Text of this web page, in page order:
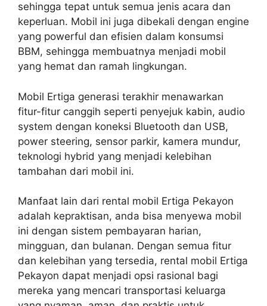
sehingga tepat untuk semua jenis acara dan
keperluan. Mobil ini juga dibekali dengan engine
yang powerful dan efisien dalam konsumsi
BBM, sehingga membuatnya menjadi mobil
yang hemat dan ramah lingkungan.
Mobil Ertiga generasi terakhir menawarkan
fitur-fitur canggih seperti penyejuk kabin, audio
system dengan koneksi Bluetooth dan USB,
power steering, sensor parkir, kamera mundur,
teknologi hybrid yang menjadi kelebihan
tambahan dari mobil ini.
Manfaat lain dari rental mobil Ertiga Pekayon
adalah kepraktisan, anda bisa menyewa mobil
ini dengan sistem pembayaran harian,
mingguan, dan bulanan. Dengan semua fitur
dan kelebihan yang tersedia, rental mobil Ertiga
Pekayon dapat menjadi opsi rasional bagi
mereka yang mencari transportasi keluarga